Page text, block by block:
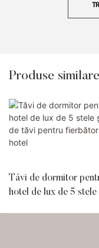
Produse similare
Tăvi de dormitor
hotel de lux de 5 stele